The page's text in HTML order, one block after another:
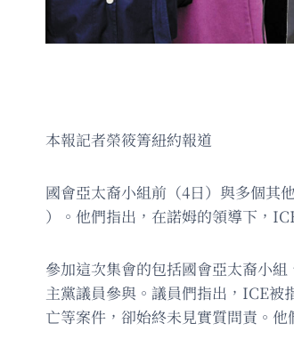
本報記者榮筱箐紐約報道
國會亞太裔小組前（4日）與多個其
）。他們指出，在諾姆的領導下，
參加這次集會的包括國會亞太裔小
主黨議員參與。議員們指出，ICE
亡等案件，卻始終未見實質問責。